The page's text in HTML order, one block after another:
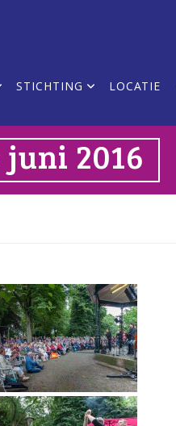
STICHTING LOCATIE
2016